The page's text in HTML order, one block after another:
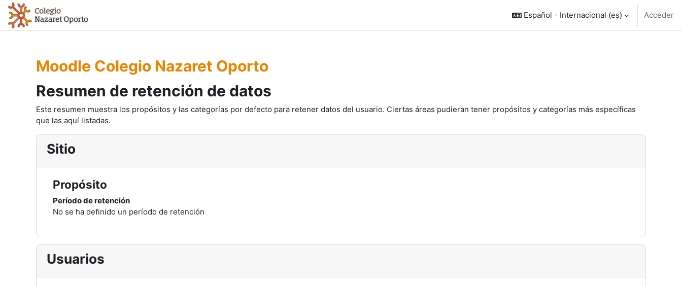
Salta al contenido principal
Español - Internacional ‎(es)‎
Acceder
Moodle Colegio Nazaret Oporto
Resumen de retención de datos
Este resumen muestra los propósitos y las categorías por defecto para retener datos del usuario. Ciertas áreas pudieran tener propósitos y categorías más específicas
que las aquí listadas.
Sitio
Propósito
Período de retención
No se ha definido un período de retención
Usuarios